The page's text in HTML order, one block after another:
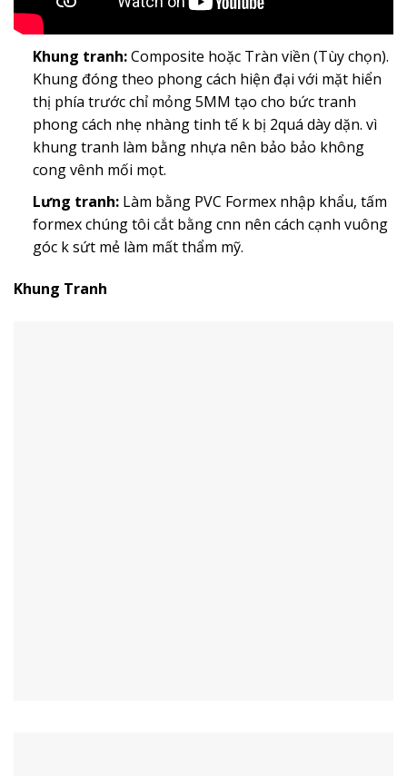
Khung tranh:Composite hoặc Tràn viền (Tùy chọn).
Khung đóng theo phong cách hiện đại với mặt hiển
thị phía trước chỉ mỏng 5MM tạo cho bức tranh
phong cách nhẹ nhàng tinh tế k bị 2quá dày dặn. vì
khung tranh làm bằng nhựa nên bảo bảo không
cong vênh mối mọt.
Lưng tranh:Làm bằng PVC Formex nhập khẩu, tấm
formex chúng tôi cắt bằng cnn nên cách cạnh vuông
góc k sứt mẻ làm mất thẩm mỹ.
Khung Tranh